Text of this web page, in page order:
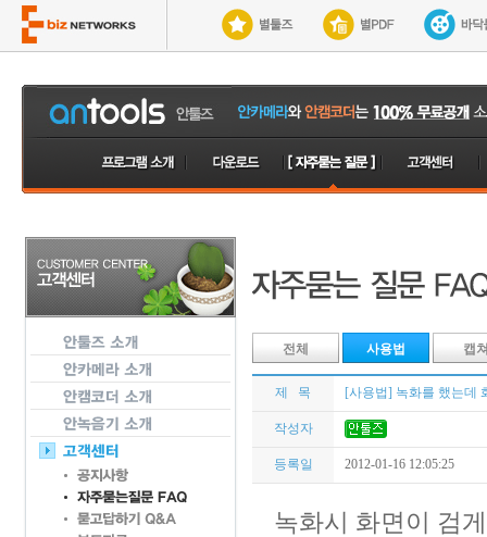
전체 사용법 캡
제 목 [사용법] 녹화를 했는데
작성자
등록일 2012-01-16 12:05:25
녹화시 화면이 검